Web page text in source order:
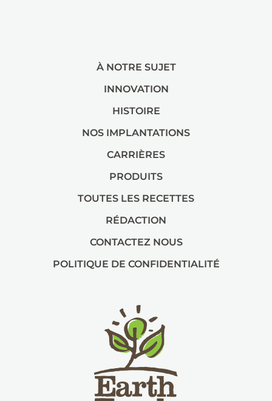
À NOTRE SUJET
INNOVATION
HISTOIRE
NOS IMPLANTATIONS
CARRIÈRES
PRODUITS
TOUTES LES RECETTES
RÉDACTION
CONTACTEZ NOUS
POLITIQUE DE CONFIDENTIALITÉ